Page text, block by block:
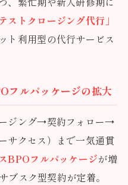
ストクロージング代行」
ト利用型の代行サービス
フルパッケージの拡大
ジング→契約フォロー→
サクセス）まで一気通貫
BPOフルパッケージが増
ブスク型契約が定着。